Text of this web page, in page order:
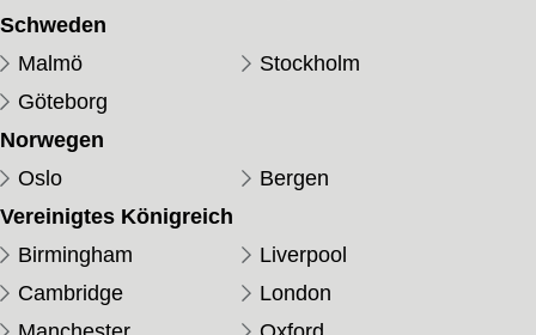
Schweden
Malmö
Stockholm
Göteborg
Norwegen
Oslo
Bergen
Vereinigtes Königreich
Birmingham
Liverpool
Cambridge
London